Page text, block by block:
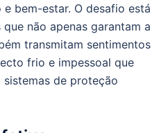
bem-estar. O desafio está
não apenas garantam a
transmitam sentimentos
frio e impessoal que
sistemas de proteção